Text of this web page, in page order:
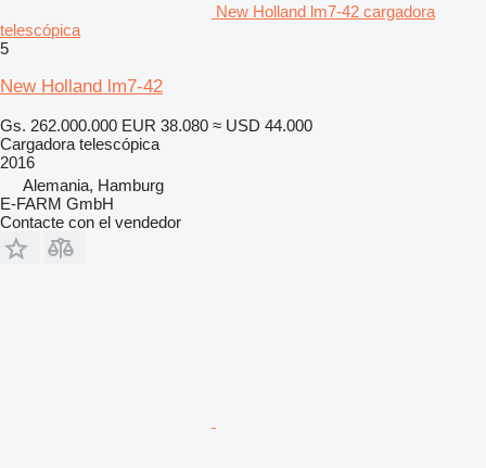
New Holland lm7-42 cargadora
telescópica
5
New Holland lm7-42
Gs. 262.000.000 EUR 38.080 ≈ USD 44.000
Cargadora telescópica
2016
Alemania, Hamburg
E-FARM GmbH
Contacte con el vendedor